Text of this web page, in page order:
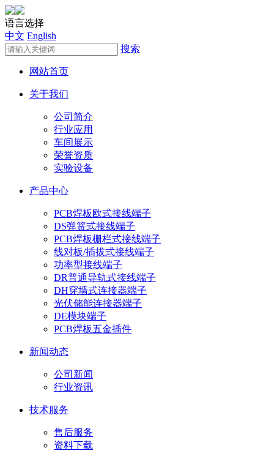
语言选择
中文 English
搜索
网站首页
关于我们
公司简介
行业应用
车间展示
荣誉资质
实验设备
产品中心
PCB焊板欧式接线端子
DS弹簧式接线端子
PCB焊板栅栏式接线端子
线对板/插拔式接线端子
功率型接线端子
DR普通导轨式接线端子
DH穿墙式连接器端子
光伏储能连接器端子
DE模块端子
PCB焊板五金插件
新闻动态
公司新闻
行业资讯
技术服务
售后服务
资料下载